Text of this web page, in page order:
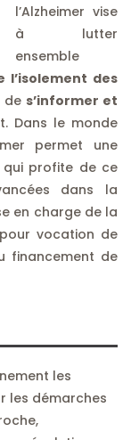
l’Alzheimer vise
à lutter
ensemble
l’isolement des
de s’informer et
Dans le monde
permet une
qui profite de ce
dans la
en charge de la
vocation de
financement de
les
les démarches